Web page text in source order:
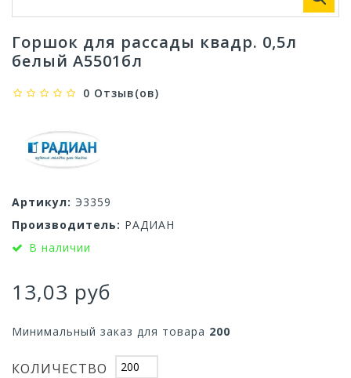
Горшок для рассады квадр. 0,5л
белый А5501бл
0 Отзыв(ов)
Артикул: Э3359
Производитель: РАДИАН
В наличии
13,03 руб
Минимальный заказ для товара 200
КОЛИЧЕСТВО